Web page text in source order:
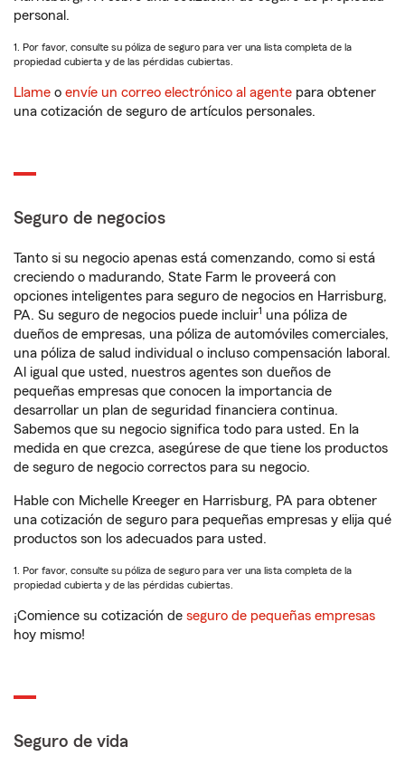
personal.
1. Por favor, consulte su póliza de seguro para ver una lista completa de la
propiedad cubierta y de las pérdidas cubiertas.
Llame o envíe un correo electrónico al agente para obtener
una cotización de seguro de artículos personales.
Seguro de negocios
Tanto si su negocio apenas está comenzando, como si está
creciendo o madurando, State Farm le proveerá con
opciones inteligentes para seguro de negocios en Harrisburg,
PA. Su seguro de negocios puede incluir1 una póliza de
dueños de empresas, una póliza de automóviles comerciales,
una póliza de salud individual o incluso compensación laboral.
Al igual que usted, nuestros agentes son dueños de
pequeñas empresas que conocen la importancia de
desarrollar un plan de seguridad financiera continua.
Sabemos que su negocio significa todo para usted. En la
medida en que crezca, asegúrese de que tiene los productos
de seguro de negocio correctos para su negocio.
Hable con Michelle Kreeger en Harrisburg, PA para obtener
una cotización de seguro para pequeñas empresas y elija qué
productos son los adecuados para usted.
1. Por favor, consulte su póliza de seguro para ver una lista completa de la
propiedad cubierta y de las pérdidas cubiertas.
¡Comience su cotización de seguro de pequeñas empresas
hoy mismo!
Seguro de vida